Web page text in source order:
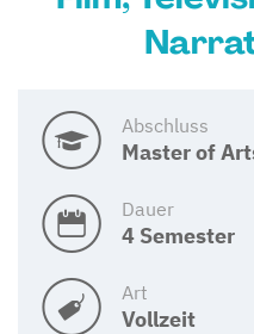
Abschluss
Master of
Dauer
4 Semester
Art
Vollzeit